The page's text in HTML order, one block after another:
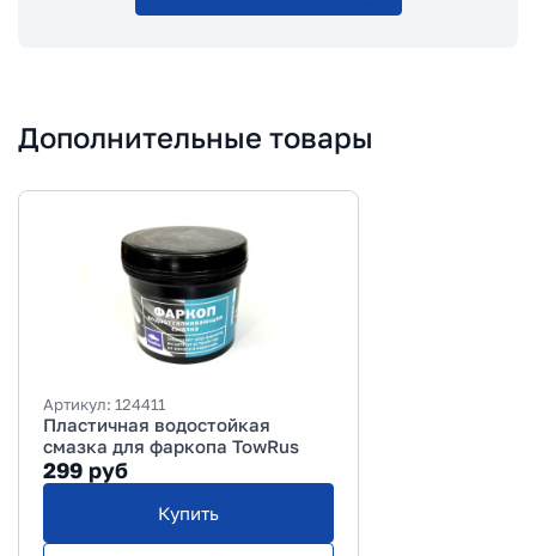
Дополнительные товары
Артикул: 124411
Пластичная водостойкая
смазка для фаркопа TowRus
299 руб
Купить